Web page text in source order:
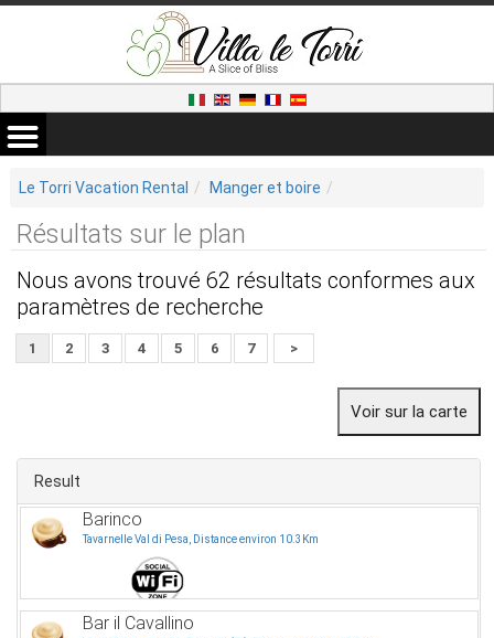
Le Torri Vacation Rental Manger et boire
Résultats sur le plan
Nous avons trouvé 62 résultats conformes aux
paramètres de recherche
1 2 3 4 5 6 7 >
Result
Barinco
Tavarnelle Val di Pesa, Distance environ 10.3Km
Bar il Cavallino